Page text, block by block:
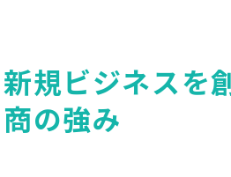
新規ビジネスを
商の強み